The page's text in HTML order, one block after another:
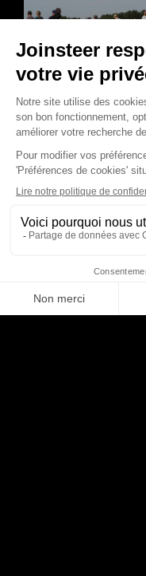
LA
Silverstone:
Ducati d’usine a
en MotoGP
Aug 9, 2026